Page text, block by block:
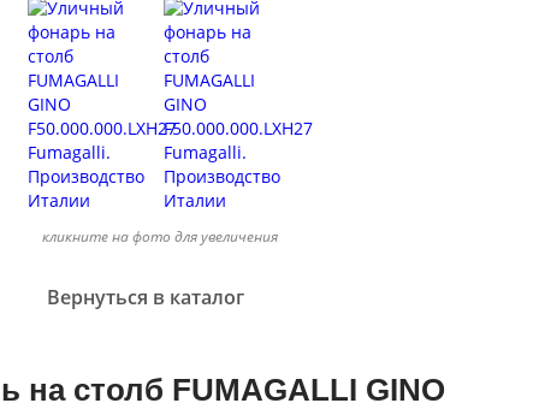
кликните на фото для увеличения
Вернуться в каталог
столб FUMAGALLI GINO